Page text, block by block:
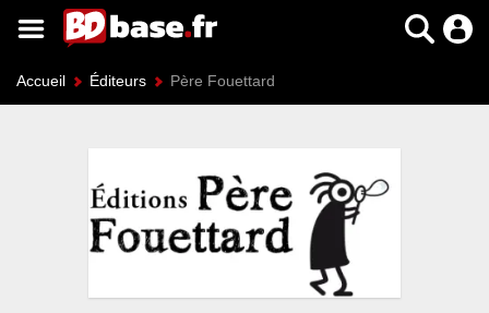
Accueil Éditeurs Père Fouettard